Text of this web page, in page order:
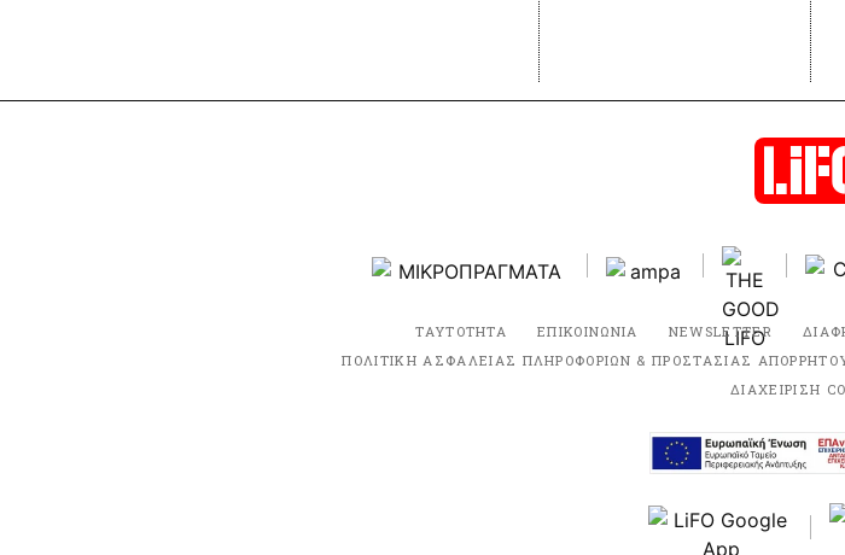
ΤΑΥΤΟΤΗΤΑ ΕΠΙΚΟΙΝΩΝΙΑ NEWSLETTER
ΠΟΛΙΤΙΚΗ ΑΣΦΑΛΕΙΑΣ ΠΛΗΡΟΦΟΡΙΩΝ & ΠΡΟΣΤΑΣΙΑΣ
ΔΙΑΧΕΙΡΙΣΗ